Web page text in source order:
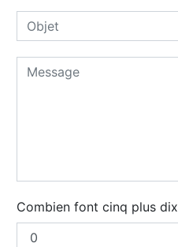
Combien font cinq plus dix